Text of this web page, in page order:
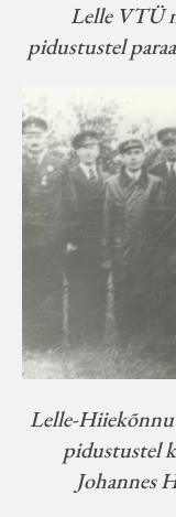
Lelle VTÜ
pidustustel
Lelle-Hiiekõnnu
pidustustel
Johannes